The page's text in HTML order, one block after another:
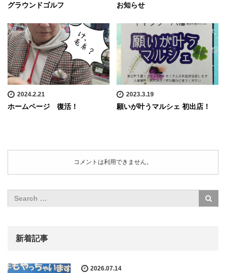
グラウンドゴルフ お知らせ
2024.2.21
ホームページ 復活！
2023.3.19
願いが叶うマルシェ 初出店！
コメントは利用できません。
新着記事
2026.07.14